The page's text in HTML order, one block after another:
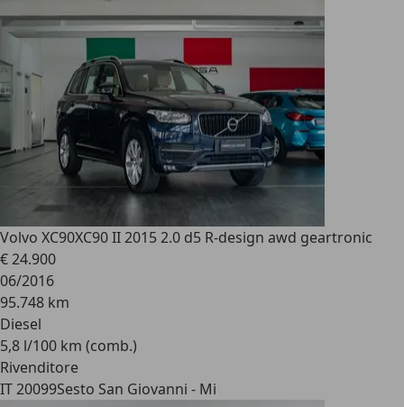
Volvo XC90XC90 II 2015 2.0 d5 R-design awd geartronic
€ 24.900
06/2016
95.748 km
Diesel
5,8 l/100 km (comb.)
Rivenditore
IT 20099Sesto San Giovanni - Mi